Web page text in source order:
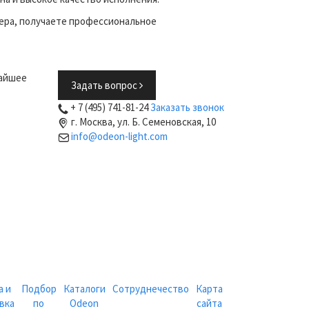
получаете профессиональное
Задать вопрос
и
Подбор
по
Каталоги
Odeon
Сотруднечество
Карта
сайта
+ 7 (495) 741-81-24Заказать звонок
г. Москва, ул. Б. Семеновская, 10
info@odeon-light.com